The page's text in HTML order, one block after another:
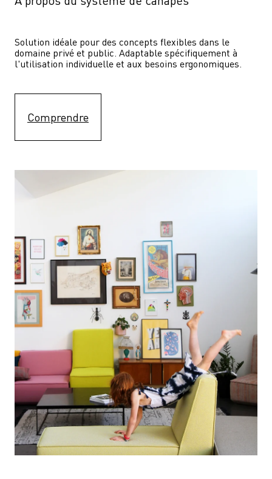
Solution idéale pour des concepts flexibles dans le
domaine privé et public. Adaptable spécifiquement à
l'utilisation individuelle et aux besoins ergonomiques.
Comprendre